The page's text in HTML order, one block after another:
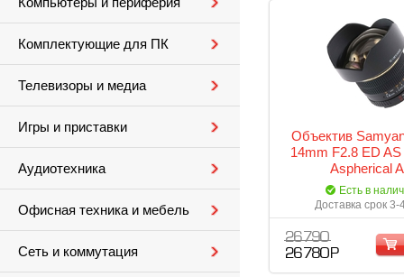
Комплектующие для ПК
Телевизоры и медиа
Игры и приставки
Аудиотехника
Офисная техника и мебель
Сеть и коммутация
Объектив
14mm F2.8 ED
Aspherical
Есть в
Доставка срок 3-
26 790
26 780 Р